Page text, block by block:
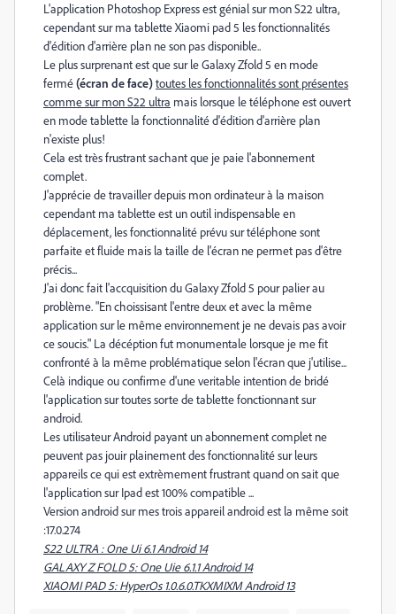
L'application Photoshop Express est génial sur mon S22 ultra,
cependant sur ma tablette Xiaomi pad 5 les fonctionnalités
d'édition d'arrière plan ne son pas disponible..
Le plus surprenant est que sur le Galaxy Zfold 5 en mode
fermé(écran de face)toutes les fonctionnalités sont présentes
comme sur mon S22 ultra mais lorsque le téléphone est ouvert
en mode tablette la fonctionnalité d'édition d'arrière plan
n'existe plus!
Cela est très frustrant sachant que je paie l'abonnement
complet.
J'apprécie de travailler depuis mon ordinateur à la maison
cependant ma tablette est un outil indispensable en
déplacement, les fonctionnalité prévu sur téléphone sont
parfaite et fluide mais la taille de l'écran ne permet pas d'être
précis...
J'ai donc fait l'accquisition du Galaxy Zfold 5 pour palier au
problème. "En choissisant l'entre deux et avec la même
application sur le même environnement je ne devais pas avoir
ce soucis." La décéption fut monumentale lorsque je me fit
confronté à la même problématique selon l'écran que j'utilise...
Celà indique ou confirme d'une veritable intention de bridé
l'application sur toutes sorte de tablette fonctionnant sur
android.
Les utilisateur Android payant un abonnement complet ne
peuvent pas jouir plainement des fonctionnalité sur leurs
appareils ce qui est extrèmement frustrant quand on sait que
l'application sur Ipad est 100% compatible ...
Version android sur mes trois appareil android est la même soit
:17.0.274
S22 ULTRA : One Ui 6.1 Android 14
GALAXY Z FOLD 5: One Uie 6.1.1 Android 14
XIAOMI PAD 5: HyperOs 1.0.6.0.TKXMIXM Android 13